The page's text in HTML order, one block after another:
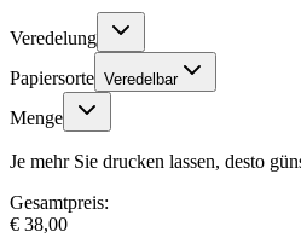
Veredelung
Papiersorte Veredelbar
Menge
Je mehr Sie drucken lassen, desto
Gesamtpreis:
€ 38,00